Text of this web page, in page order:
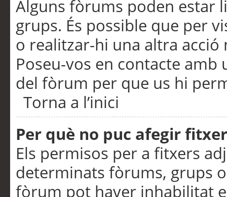
Alguns fòrums poden estar
grups. És possible que per
o realitzar-hi una altra acció
Poseu-vos en contacte
del fòrum per que us hi
Torna a l’inici
Per què no puc afegir
Els permisos per a fitxers
determinats fòrums, grups
fòrum pot haver inhabilitat